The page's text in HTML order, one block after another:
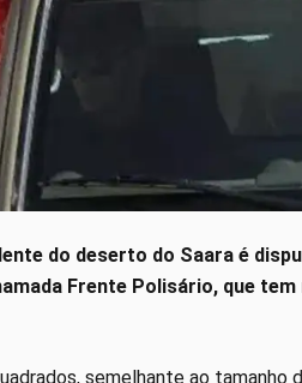
do deserto do Saara é
Frente Polisário, que
semelhante ao tamanho